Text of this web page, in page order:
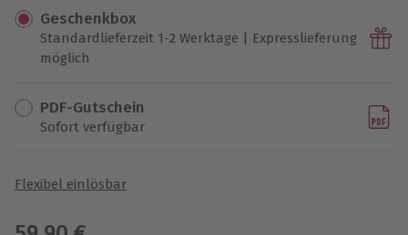
Geschenkbox
Standardlieferzeit 1-2 Werktage | Expresslieferung
möglich
PDF-Gutschein
Sofort verfügbar
Flexibel einlösbar